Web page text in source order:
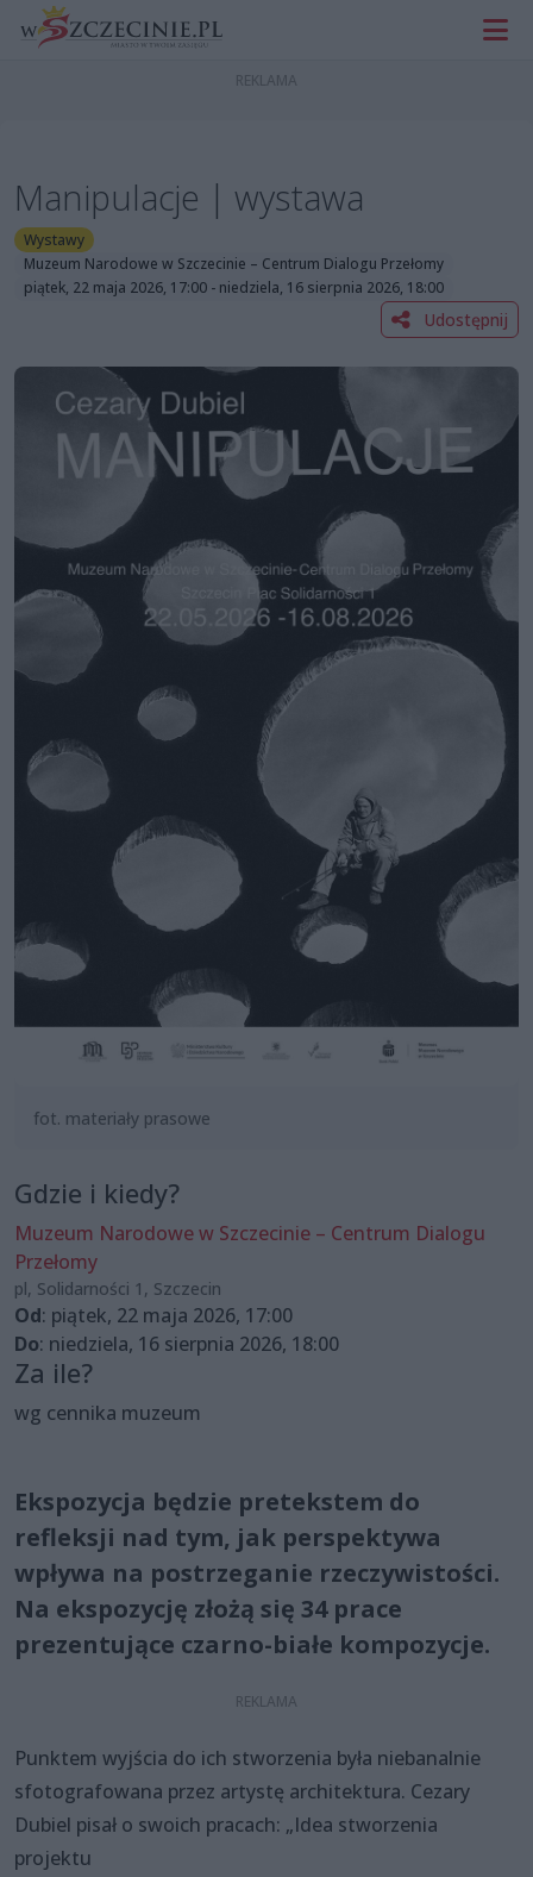
Manipulacje | wystawa
Wystawy
Muzeum Narodowe w Szczecinie – Centrum Dialogu Przełomy
piątek, 22 maja 2026, 17:00 - niedziela, 16 sierpnia 2026, 18:00
Udostępnij
fot. materiały prasowe
Gdzie i kiedy?
Muzeum Narodowe w Szczecinie – Centrum Dialogu
Przełomy
pl, Solidarności 1, Szczecin
Od: piątek, 22 maja 2026, 17:00
Do: niedziela, 16 sierpnia 2026, 18:00
Za ile?
wg cennika muzeum
Ekspozycja będzie pretekstem do
refleksji nad tym, jak perspektywa
wpływa na postrzeganie rzeczywistości.
Na ekspozycję złożą się 34 prace
prezentujące czarno-białe kompozycje.
Punktem wyjścia do ich stworzenia była niebanalnie
sfotografowana przez artystę architektura. Cezary
Dubiel pisał o swoich pracach: „Idea stworzenia
projektu